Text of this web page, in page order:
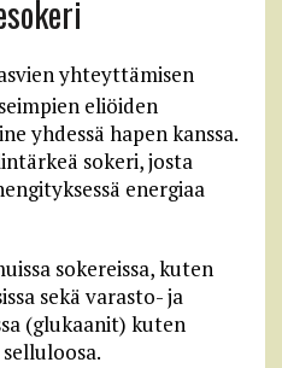
yhteyttämisen
eliöiden
yhdessä hapen kanssa.
sokeri, josta
energiaa
sokereissa, kuten
sekä varasto- ja
(glukaanit) kuten